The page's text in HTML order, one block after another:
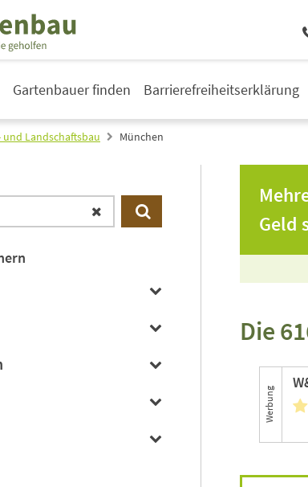
Gartenbauer finden Barrierefreiheitserklärung
und Landschaftsbau München
Geld
Die
Werbung